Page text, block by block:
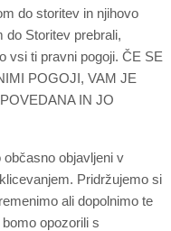
do storitev in njihovo
do Storitev prebrali,
vsi ti pravni pogoji. ČE SE
POGOJI, VAM JE
IN JO
občasno objavljeni v
Pridržujemo si
ali dopolnimo te
opozorili s